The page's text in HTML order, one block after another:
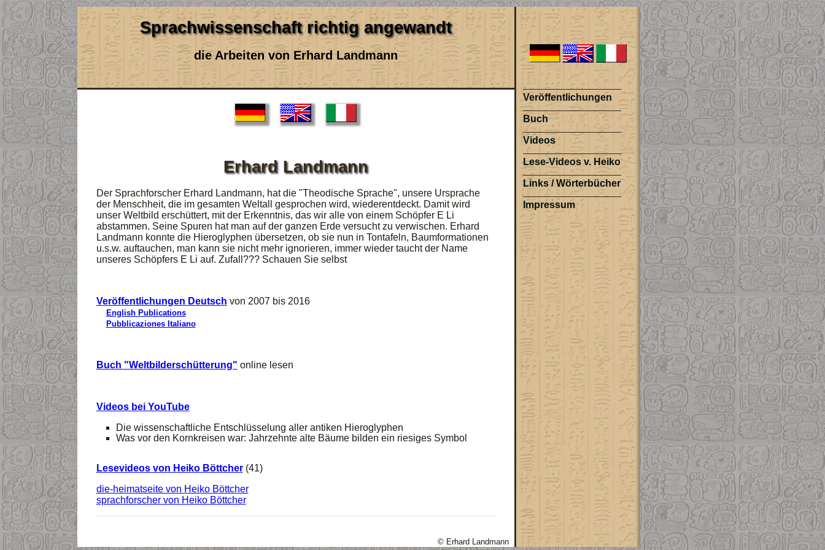
Sprachwissenschaft richtig angewandt
die Arbeiten von Erhard Landmann
Veröffentlichungen
Buch
Videos
Lese-Videos v. Heiko
Links / Wörterbücher
Impressum
Erhard Landmann
Der Sprachforscher Erhard Landmann, hat die "Theodische Sprache", unsere Ursprache
der Menschheit, die im gesamten Weltall gesprochen wird, wiederentdeckt. Damit wird
unser Weltbild erschüttert, mit der Erkenntnis, das wir alle von einem Schöpfer E Li
abstammen. Seine Spuren hat man auf der ganzen Erde versucht zu verwischen. Erhard
Landmann konnte die Hieroglyphen übersetzen, ob sie nun in Tontafeln, Baumformationen
u.s.w. auftauchen, man kann sie nicht mehr ignorieren, immer wieder taucht der Name
unseres Schöpfers E Li auf. Zufall??? Schauen Sie selbst
Veröffentlichungen Deutsch von 2007 bis 2016
English Publications
Pubblicaziones Italiano
Buch "Weltbilderschütterung" online lesen
Videos bei YouTube
Die wissenschaftliche Entschlüsselung aller antiken Hieroglyphen
Was vor den Kornkreisen war: Jahrzehnte alte Bäume bilden ein riesiges Symbol
Lesevideos von Heiko Böttcher (41)
die-heimatseite von Heiko Böttcher
sprachforscher von Heiko Böttcher
© Erhard Landmann